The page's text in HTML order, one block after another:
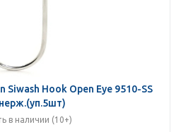
Hook Open Eye 9510-SS
в наличии (10+)